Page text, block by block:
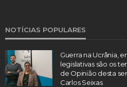
NOTÍCIAS POPULARES
Guerra na Ucrânia,
legislativas são os
de Opinião desta
Carlos Seixas